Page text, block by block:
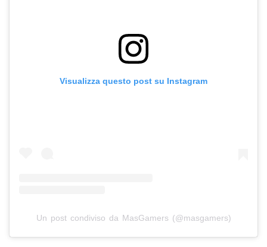
Visualizza questo post su Instagram
Un post condiviso da MasGamers (@masgamers)